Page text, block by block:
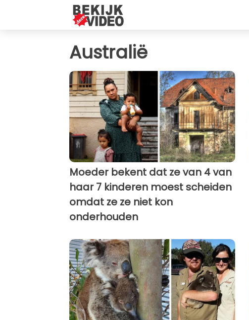
Australië
Moeder bekent dat ze van 4 van
haar 7 kinderen moest scheiden
omdat ze ze niet kon
onderhouden